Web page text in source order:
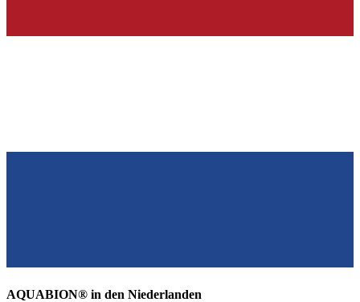
AQUABION®️ in den Niederlanden